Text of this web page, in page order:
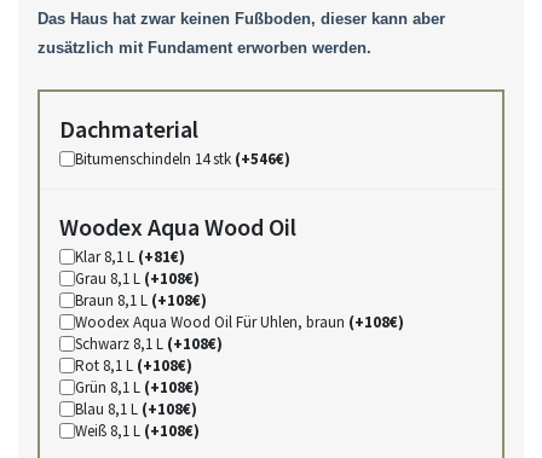
Das Haus hat zwar keinen Fußboden, dieser kann aber
zusätzlich mit Fundament erworben werden.
Dachmaterial
Bitumenschindeln 14 stk (+546€)
Woodex Aqua Wood Oil
Klar 8,1 L (+81€)
Grau 8,1 L (+108€)
Braun 8,1 L (+108€)
Woodex Aqua Wood Oil Für Uhlen, braun (+108€)
Schwarz 8,1 L (+108€)
Rot 8,1 L (+108€)
Grün 8,1 L (+108€)
Blau 8,1 L (+108€)
Weiß 8,1 L (+108€)